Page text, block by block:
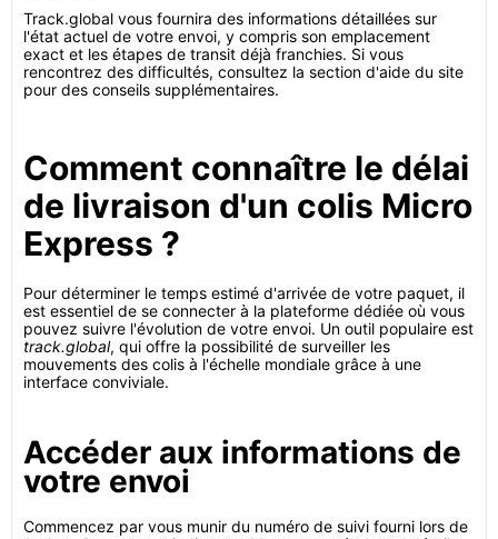
Track.global vous fournira des informations détaillées sur
l'état actuel de votre envoi, y compris son emplacement
exact et les étapes de transit déjà franchies. Si vous
rencontrez des difficultés, consultez la section d'aide du site
pour des conseils supplémentaires.
Comment connaître le délai
de livraison d'un colis Micro
Express ?
Pour déterminer le temps estimé d'arrivée de votre paquet, il
est essentiel de se connecter à la plateforme dédiée où vous
pouvez suivre l'évolution de votre envoi. Un outil populaire est
track.global, qui offre la possibilité de surveiller les
mouvements des colis à l'échelle mondiale grâce à une
interface conviviale.
Accéder aux informations de
votre envoi
Commencez par vous munir du numéro de suivi fourni lors de